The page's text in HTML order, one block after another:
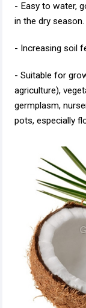
- Easy to water,
in the dry season.
- Increasing soil
- Suitable for
agriculture),
germplasm,
pots, especially